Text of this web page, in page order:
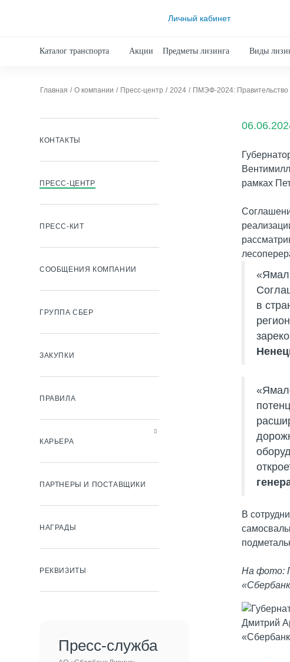
Личный кабинет
Каталог транспорта Акции Предметы лизинга Виды
Главная О компании Пресс-центр 2024 ПМЭФ-2024: Правительство
КОНТАКТЫ
ПРЕСС-ЦЕНТР
ПРЕСС-КИТ
СООБЩЕНИЯ КОМПАНИИ
ГРУППА СБЕР
ЗАКУПКИ
ПРАВИЛА
КАРЬЕРА
ПАРТНЕРЫ И ПОСТАВЩИКИ
НАГРАДЫ
РЕКВИЗИТЫ
Пресс-служба
рамках
«Ямал
в
В
На фото: